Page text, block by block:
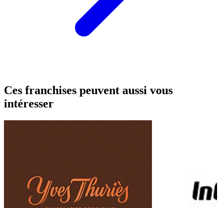
Ces franchises peuvent aussi vous
intéresser